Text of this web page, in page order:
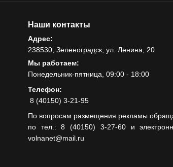
Наши контакты
Адрес:
238530, Зеленоградск, ул. Ленина, 20
Мы работаем:
Понедельник-пятница, 09:00 - 18:00
Телефон:
8 (40150) 3-21-95
По вопросам размещения рекламы
по тел.: 8 (40150) 3-27-60 и
volnanet@mail.ru